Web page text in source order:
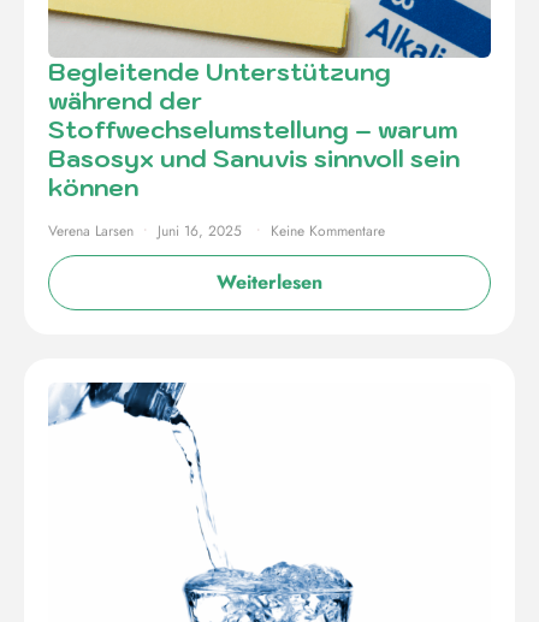
Begleitende Unterstützung
während der
Stoffwechselumstellung – warum
Basosyx und Sanuvis sinnvoll sein
können
Verena Larsen Juni 16, 2025 Keine Kommentare
Weiterlesen